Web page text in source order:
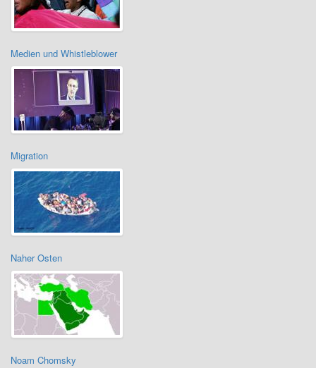
Medien und Whistleblower
Migration
Naher Osten
Noam Chomsky